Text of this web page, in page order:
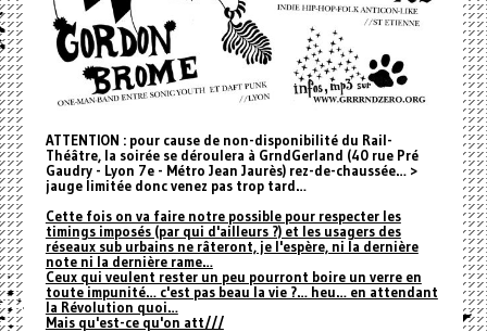
ATTENTION : pour cause de non-disponibilité du Rail-
Théâtre, la soirée se déroulera à GrndGerland (40 rue Pré
Gaudry - Lyon 7e - Métro Jean Jaurès) rez-de-chaussée… >
jauge limitée donc venez pas trop tard…
Cette fois on va faire notre possible pour respecter les
timings imposés (par qui d'ailleurs ?) et les usagers des
réseaux sub urbains ne râteront, je l'espère, ni la dernière
note ni la dernière rame…
Ceux qui veulent rester un peu pourront boire un verre en
toute impunité… c'est pas beau la vie ?… heu… en attendant
la Révolution quoi…
Mais qu'est-ce qu'on att///